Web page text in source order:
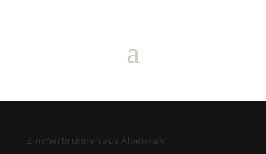
Zimmerbrunnen aus Alpenkalk